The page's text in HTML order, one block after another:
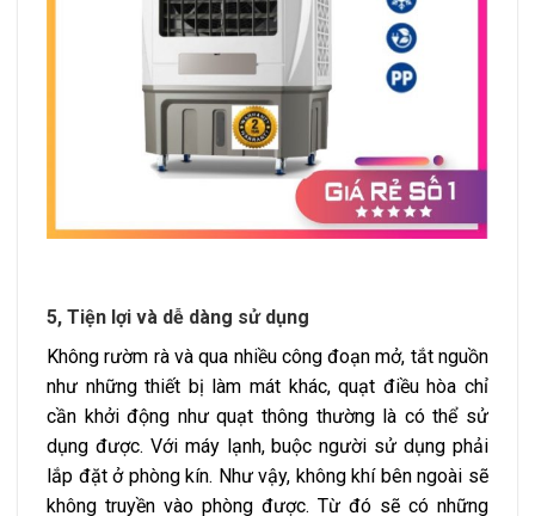
5, Tiện lợi và dễ dàng sử dụng
Không rườm rà và qua nhiều công đoạn mở, tắt nguồn
như những thiết bị làm mát khác, quạt điều hòa chỉ
cần khởi động như quạt thông thường là có thể sử
dụng được. Với máy lạnh, buộc người sử dụng phải
lắp đặt ở phòng kín. Như vậy, không khí bên ngoài sẽ
không truyền vào phòng được. Từ đó sẽ có những